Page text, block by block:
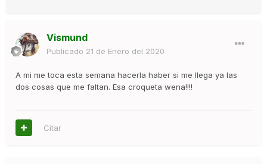
Vismund
Publicado 21 de Enero del 2020
A mi me toca esta semana hacerla haber si me llega ya las
dos cosas que me faltan. Esa croqueta wena!!!!
Citar